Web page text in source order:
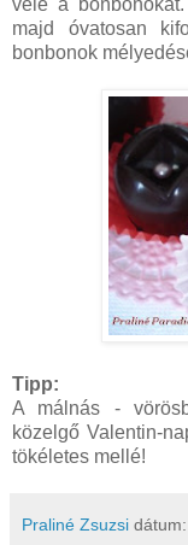
vele a
majd óvatosan
bonbonok
Tipp:
A málnás -
közelgő Valentin-
tökéletes mellé!
Praliné Zsuzsi dátum: